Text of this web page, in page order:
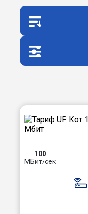
100
МБит/сек